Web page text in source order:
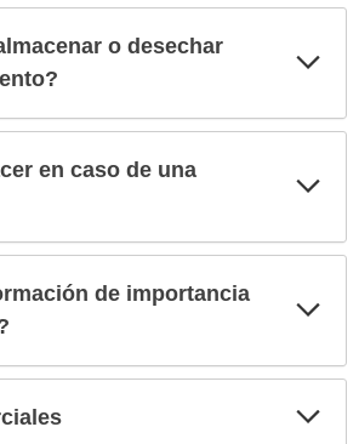
o desechar
en caso de una
de importancia